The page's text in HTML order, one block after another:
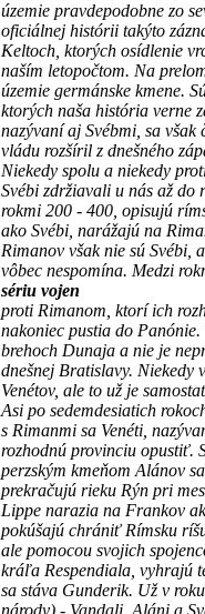
územie pravdepodobne zo
oficiálnej histórii takýto
Keltoch, ktorých osídlenie
naším letopočtom. Na
územie germánske kmene.
ktorých naša história verne
nazývaní aj Svébmi, sa
vládu rozšíril z dnešného
Niekedy spolu a niekedy
Svébi zdržiavali u nás až do
rokmi 200 - 400, opisujú
ako Svébi, narážajú na
Rimanov však nie sú Svébi,
vôbec nespomína. Medzi
sériu vojen
proti Rimanom, ktorí ich
nakoniec pustia do
brehoch Dunaja a nie je
dnešnej Bratislavy. Niekedy
Venétov, ale to už je
Asi po sedemdesiatich
s Rimanmi sa Venéti,
rozhodnú provinciu opustiť.
perzským kmeňom Alánov
prekračujú rieku Rýn pri
Lippe narazia na Frankov
pokúšajú chrániť Rímsku
ale pomocou svojich
kráľa Respendiala, vyhrajú
sa stáva Gunderik. Už v
národy) - Vandali, Aláni a